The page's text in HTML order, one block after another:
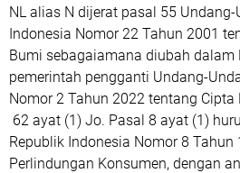
NL alias N dijerat pasal 55
Indonesia Nomor 22 Tahun 2001
Bumi sebagaiamana diubah dalam
pemerintah pengganti Undang-
Nomor 2 Tahun 2022 tentang
62 ayat (1) Jo. Pasal 8 ayat (1)
Republik Indonesia Nomor 8 Tahun
Perlindungan Konsumen, dengan